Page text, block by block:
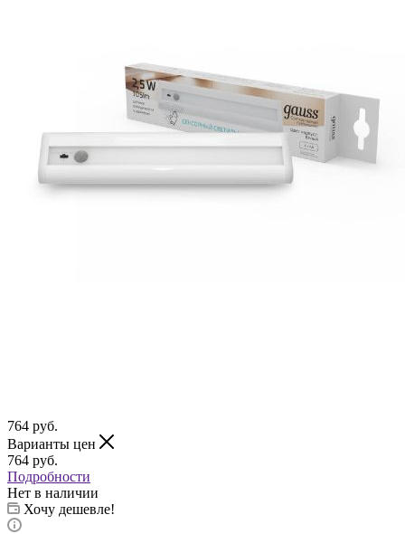
764 руб.
Варианты цен
764 руб.
Подробности
Нет в наличии
Хочу дешевле!